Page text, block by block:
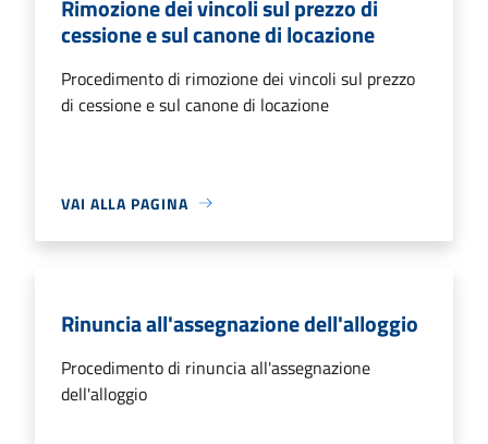
Rimozione dei vincoli sul prezzo di
cessione e sul canone di locazione
Procedimento di rimozione dei vincoli sul prezzo
di cessione e sul canone di locazione
VAI ALLA PAGINA
Rinuncia all'assegnazione dell'alloggio
Procedimento di rinuncia all'assegnazione
dell'alloggio